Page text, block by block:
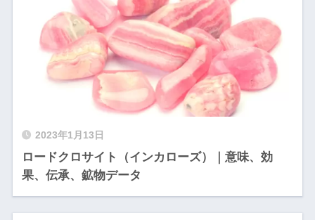
2023年1月13日
ロードクロサイト（インカローズ）｜意味、効
果、伝承、鉱物データ